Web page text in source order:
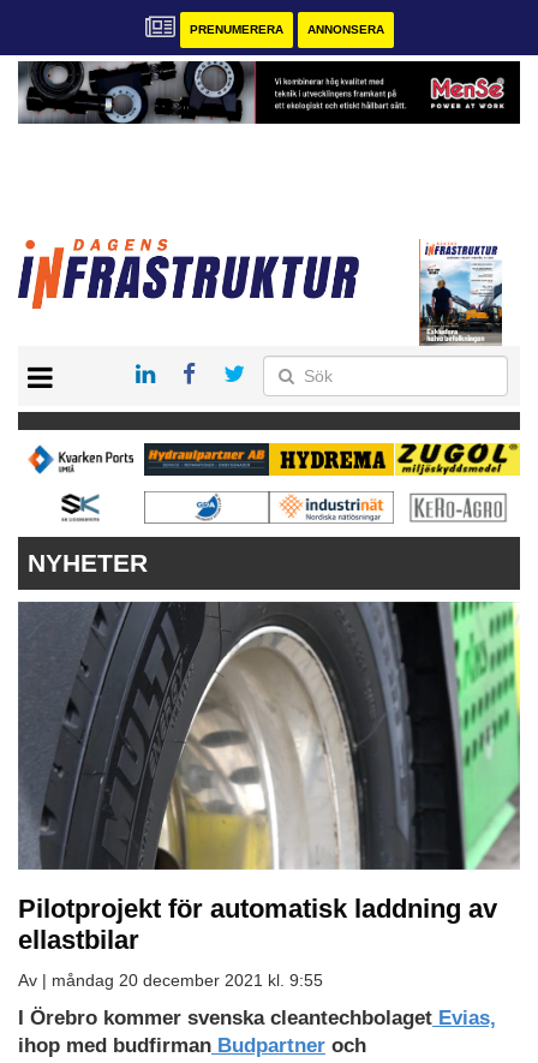
PRENUMERERA ANNONSERA
KONTAKT
VÅRA ANDRA MAGASIN
PRENUMERERA
ANNONSERA
NYHETER
Pilotprojekt för automatisk laddning av
ellastbilar
Av | måndag 20 december 2021 kl. 9:55
I Örebro kommer svenska cleantechbolaget Evias,
ihop med budfirman Budpartner och